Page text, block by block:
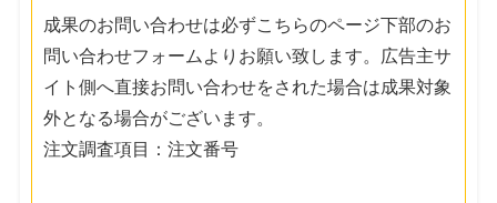
成果のお問い合わせは必ずこちらのページ下部のお
問い合わせフォームよりお願い致します。広告主サ
イト側へ直接お問い合わせをされた場合は成果対象
外となる場合がございます。
注文調査項目：注文番号